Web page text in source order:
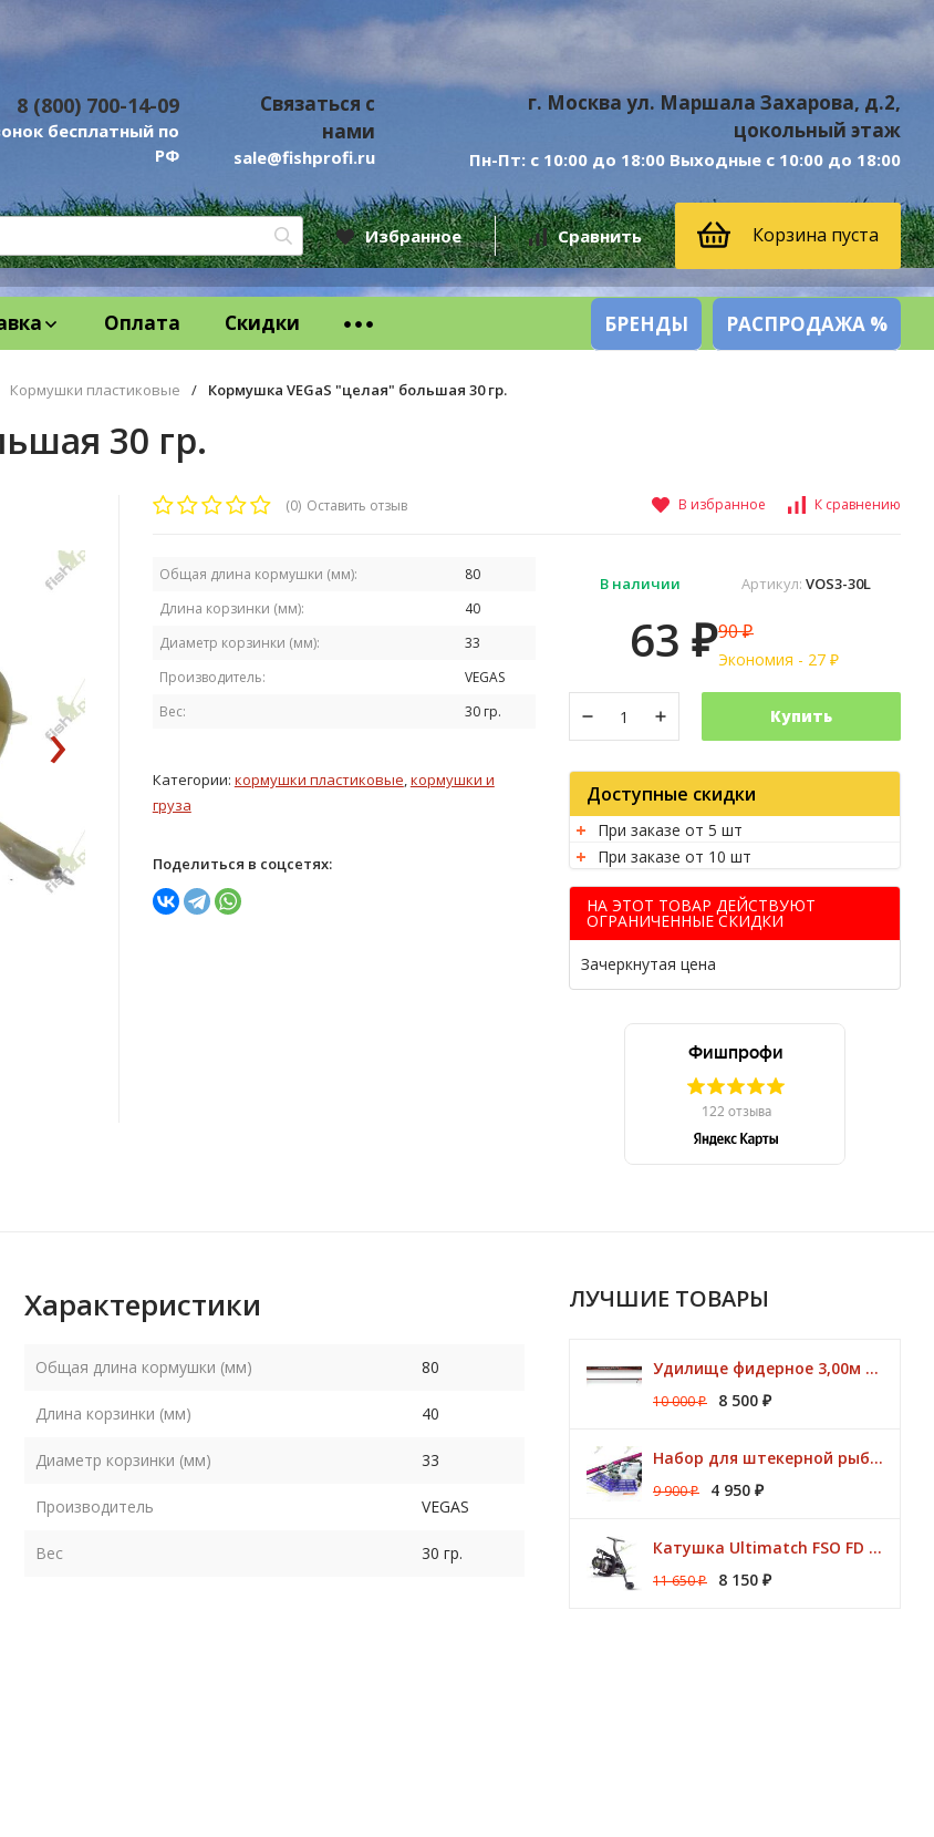
8 (800) 700-14-09
бесплатный по
РФ
Связаться с
нами
sale@fishprofi.ru
г. Москва ул. Маршала Захарова, д.2,
цокольный этаж
Пн-Пт: с 10:00 до 18:00 Выходные с 10:00 до 18:00
Избранное Сравнить Корзина пуста
Оплата Скидки БРЕНДЫ РАСПРОДАЖА %
Кормушки пластиковые / Кормушка VEGaS "целая" большая 30 гр.
30 гр.
›
(0) Оставить отзыв В избранное К сравнению
Общая длина кормушки (мм):
80
Длина корзинки (мм):
40
Диаметр корзинки (мм):
33
Производитель:
VEGAS
Вес:
30 гр.
Категории: кормушки пластиковые,кормушки и
груза
Поделиться в соцсетях:
Артикул: VOS3-30L
В наличии
63 ₽90₽
Экономия - 27 ₽
Купить
Доступные скидки
При заказе от 5 шт
При заказе от 10 шт
НА ЭТОТ ТОВАР ДЕЙСТВУЮТ
ОГРАНИЧЕННЫЕ СКИДКИ
Зачеркнутая цена
ЛУЧШИЕ ТОВАРЫ
Удилище фидерное 3,00м Argon Feeder MT 50gr Browning
10 000₽ 8 500 ₽
Набор для штекерной рыбалки CLUB KORUM PINK Поплавок (удилище 7м, аксессуары)
9 900₽ 4 950 ₽
Катушка Ultimatch FSO FD 835 8 подшипников 5,1:1 Browning
11 650₽ 8 150 ₽
Характеристики
Общая длина кормушки (мм) 80
Длина корзинки (мм) 40
Диаметр корзинки (мм) 33
Производитель VEGAS
Вес 30 гр.